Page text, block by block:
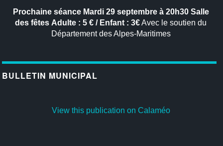
Prochaine séanceMardi 29 septembre à 20h30 Salle
des fêtes Adulte : 5 € / Enfant : 3€Avec le soutien du
Département des Alpes-Maritimes
BULLETIN MUNICIPAL
View this publication on Calaméo